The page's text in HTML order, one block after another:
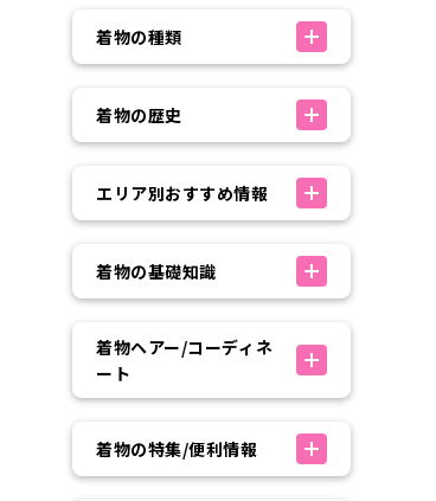
着物の種類
着物の歴史
エリア別おすすめ情報
着物の基礎知識
着物ヘアー/コーディネ
ート
着物の特集/便利情報